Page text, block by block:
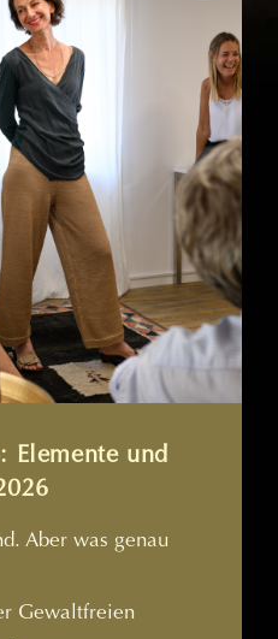
Elemente und
Aber was genau
Gewaltfreien